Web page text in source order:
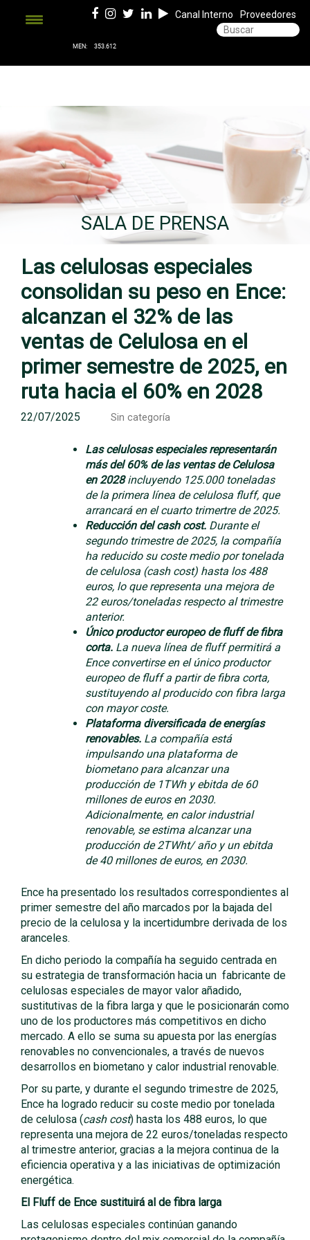
Canal Interno Proveedores
SALA DE PRENSA
Las celulosas especiales
consolidan su peso en Ence:
alcanzan el 32% de las
ventas de Celulosa en el
primer semestre de 2025, en
ruta hacia el 60% en 2028
22/07/2025 Sin categoría
Las celulosas especiales representarán
más del 60% de las ventas de Celulosa
en 2028incluyendo 125.000 toneladas
de la primera línea de celulosa fluff, que
arrancará en el cuarto trimertre de 2025.
Reducción del cash cost. Durante el
segundo trimestre de 2025, la compañía
ha reducido su coste medio por tonelada
de celulosa (cash cost) hasta los 488
euros, lo que representa una mejora de
22 euros/toneladas respecto al trimestre
anterior.
Único productor europeo de fluff de fibra
corta. La nueva línea de fluff permitirá a
Ence convertirse en el único productor
europeo de fluff a partir de fibra corta,
sustituyendo al producido con fibra larga
con mayor coste.
Plataforma diversificada de energías
renovables. La compañía está
impulsando una plataforma de
biometano para alcanzar una
producción de 1TWh y ebitda de 60
millones de euros en 2030.
Adicionalmente, en calor industrial
renovable, se estima alcanzar una
producción de 2TWht/ año y un ebitda
de 40 millones de euros, en 2030.
Ence ha presentado los resultados correspondientes al
primer semestre del año marcados por la bajada del
precio de la celulosa y la incertidumbre derivada de los
aranceles.
En dicho periodo la compañía ha seguido centrada en
su estrategia de transformación hacia un fabricante de
celulosas especiales de mayor valor añadido,
sustitutivas de la fibra larga y que le posicionarán como
uno de los productores más competitivos en dicho
mercado. A ello se suma su apuesta por las energías
renovables no convencionales, a través de nuevos
desarrollos en biometano y calor industrial renovable.
Por su parte, y durante el segundo trimestre de 2025,
Ence ha logrado reducir su coste medio por tonelada
de celulosa (cash cost) hasta los 488 euros, lo que
representa una mejora de 22 euros/toneladas respecto
al trimestre anterior, gracias a la mejora continua de la
eficiencia operativa y a las iniciativas de optimización
energética.
El Fluff de Ence sustituirá al de fibra larga
Las celulosas especiales continúan ganando